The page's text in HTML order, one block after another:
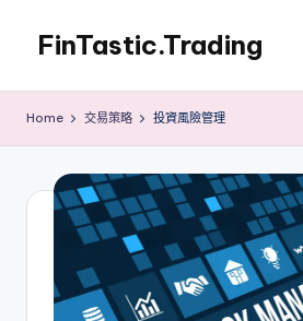
content
FinTastic.Trading
美
Home 交易策略 投資風險管理